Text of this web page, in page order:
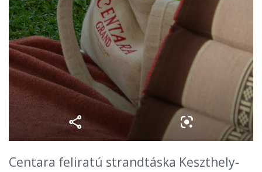
Centara feliratú strandtáska Keszthely-